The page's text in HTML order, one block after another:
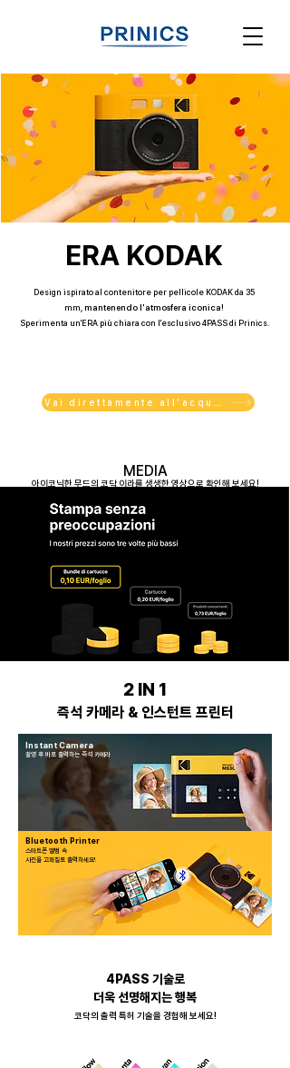
ERA KODAK
Design ispirato al contenitore per pellicole KODAK da 35
mm, mantenendo l'atmosfera iconica!
Sperimenta un'ERA più chiara con l'esclusivo 4PASS di Prinics.
MEDIA
아이코닉한 무드의 코닥 이라를 생생한 영상으로 확인해 보세요!
2 IN 1
즉석 카메라 & 인스턴트 프린터
Instant Camera
촬영 후 바로 출력하는 즉석 카메라
Bluetooth Printer
스마트폰 앨범 속
​사진을 고화질로 출력하세요!
4PASS 기술로
더욱 선명해지는 행복
​코닥의 출력 특허 기술을 경험해 보세요!